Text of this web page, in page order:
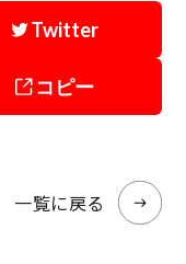
Twitter
コピー
一覧に戻る